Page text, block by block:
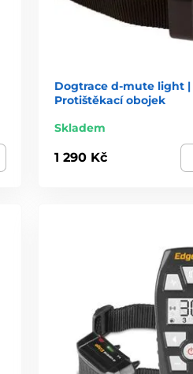
Dogtrace d-mute light |
Protištěkací obojek
Skladem
1 290 Kč